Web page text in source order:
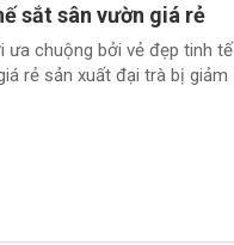
sắt sân vườn giá rẻ
ưa chuộng bởi vẻ đẹp tinh tế
rẻ sản xuất đại trà bị giảm